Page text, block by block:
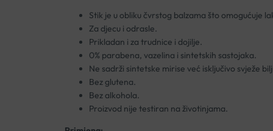
Stik je u obliku čvrstog balzama što omogućuje
Za djecu i odrasle.
Prikladan i za trudnice i dojilje.
0% parabena, vazelina i sintetskih sastojaka.
Ne sadrži sintetske mirise već isključivo svježe
Bez glutena.
Bez alkohola.
Proizvod nije testiran na životinjama.